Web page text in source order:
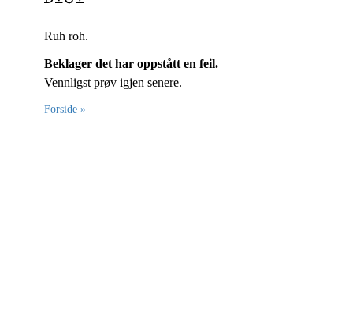
Ruh roh.
Beklager det har oppstått en feil.
Vennligst prøv igjen senere.
Forside »